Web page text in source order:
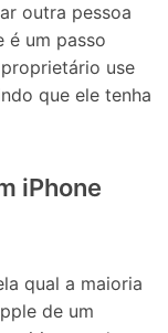
outra pessoa
é um passo
use
que ele tenha
iPhone
qual a maioria
de um